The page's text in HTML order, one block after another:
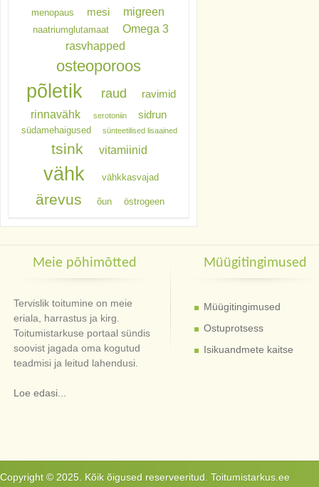
menopaus mesi migreen
naatriumglutamaat
Omega 3
rasvhapped
osteoporoos
põletik raud ravimid
rinnavähk serotoniin sidrun
südamehaigused sünteetilised lisaained
tsink vitamiinid
vähk vähkkasvajad
ärevus õun östrogeen
Meie põhimõtted
Tervislik toitumine on meie
eriala, harrastus ja kirg.
Toitumistarkuse portaal sündis
soovist jagada oma kogutud
teadmisi ja leitud lahendusi.
Loe edasi...
Müügitingimused
Müügitingimused
Ostuprotsess
Isikuandmete kaitse
Copyright © 2025. Kõik õigused reserveeritud. Toitumistarkus.ee